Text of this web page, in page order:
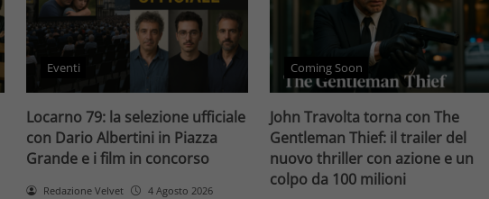
Eventi
Locarno 79: la selezione ufficiale
con Dario Albertini in Piazza
Grande e i film in concorso
Redazione Velvet 4 Agosto 2026
Coming Soon
John Travolta torna con The
Gentleman Thief: il trailer del
nuovo thriller con azione e un
colpo da 100 milioni